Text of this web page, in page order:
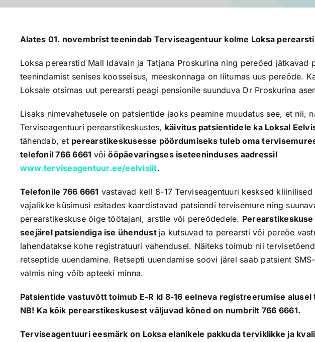
Alates 01. novembrist teenindab Terviseagentuur kolme Loksa
Loksa perearstid Mall Idavain ja Tatjana Proskurina ning pereõed jätkavad
teenindamist senises koosseisus, meeskonnaga on liitumas uus pereõde.
Loksale otsimas uut perearsti peagi pensionile suunduva Dr Proskurina
Lisaks nimevahetusele on patsientide jaoks peamine muudatus see, et nii,
Terviseagentuuri perearstikeskustes, käivitus patsientidele ka Loksal
tähendab, et perearstikeskusesse pöördumiseks tuleb oma
telefonil 766 6661 võiööpäevaringses iseteeninduses aadressil
www.terviseagentuur.ee/eelvisiit.
Telefonile 766 6661 vastavad kell 8-17 Terviseagentuuri kesksed
vajalikke küsimusi esitades kaardistavad patsiendi tervisemure ning
perearstikeskuse õige töötajani, arstile või pereõdedele.
seejärel patsiendiga ise ühendust ja kutsuvad ta perearsti või pereõe
lahendatakse kohe registratuuri vahendusel. Näiteks toimub nii
retseptide uuendamine. Retsepti uuendamise soovi järel saab patsient
valmis ning võib apteeki minna.
Patsientide vastuvõtt toimub E-R kl 8-16 eelneva registreerumise alusel
NB! Ka kõik perearstikeskusest väljuvad kõned on numbrilt 766 6661.
Terviseagentuuri eesmärk on Loksa elanikele pakkuda terviklikke ja